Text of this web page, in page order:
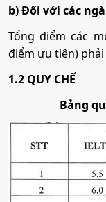
b) Đối với các
Tổng điểm các
điểm ưu tiên)
1.2 QUY CHẾ
Bảng